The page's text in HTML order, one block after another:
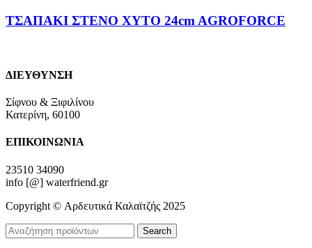
ΤΣΑΠΑΚΙ ΣΤΕΝΟ ΧΥΤΟ 24cm AGROFORCE
ΔΙΕΥΘΥΝΣΗ
Σίφνου & Ξιφιλίνου
Κατερίνη, 60100
ΕΠΙΚΟΙΝΩΝΙΑ
23510 34090
info [@] waterfriend.gr
Copyright © Αρδευτικά Καλαϊτζής 2025
Search